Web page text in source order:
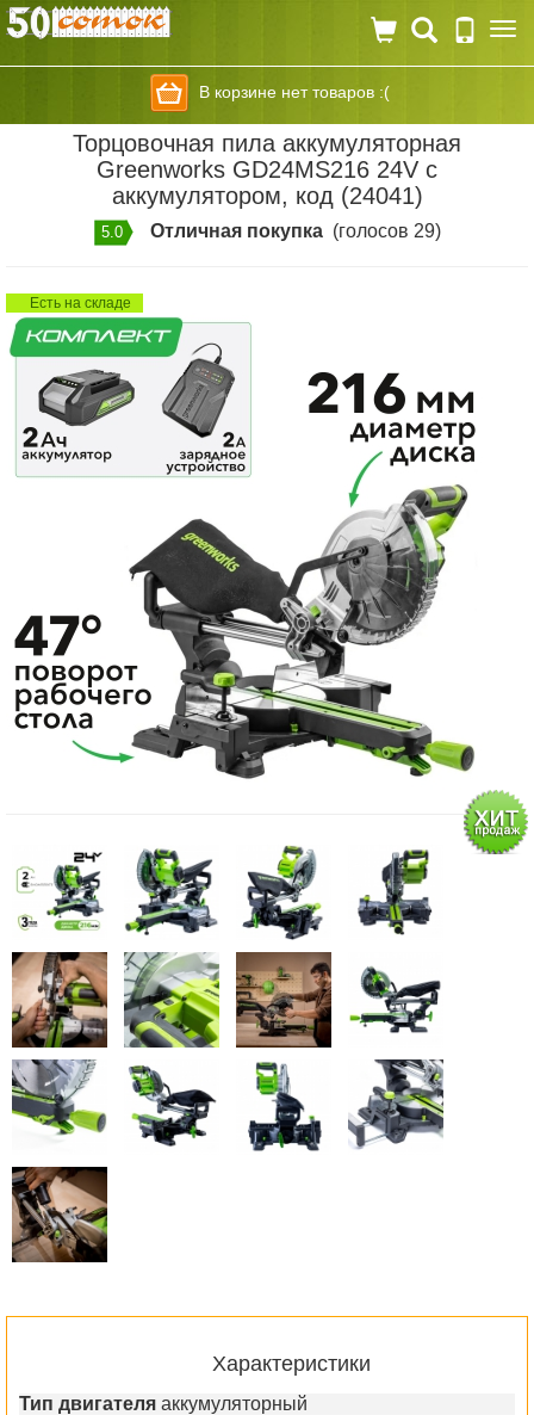
В корзине нет товаров :(
Торцовочная пила аккумуляторная
Greenworks GD24MS216 24V с
аккумулятором, код (24041)
5.0 Отличная покупка(голосов 29)
Есть на складе
Характеристики
Тип двигателя аккумуляторный